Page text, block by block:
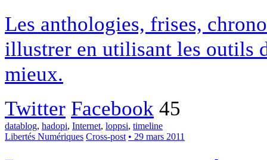
Les anthologies, frises,
illustrer en utilisant les outils
mieux.
Twitter Facebook 45
datablog, hadopi, Internet, loppsi, timeline
Libertés Numériques Cross-post • 29 mars 2011